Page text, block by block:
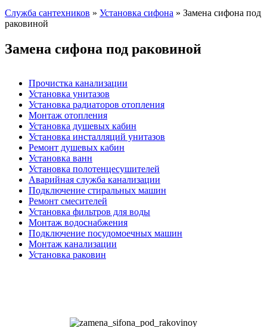
Служба сантехников » Установка сифона » Замена сифона под
раковиной
Замена сифона под раковиной
Прочистка канализации
Установка унитазов
Установка радиаторов отопления
Монтаж отопления
Установка душевых кабин
Установка инсталляций унитазов
Ремонт душевых кабин
Установка ванн
Установка полотенцесушителей
Аварийная служба канализации
Подключение стиральных машин
Ремонт смесителей
Установка фильтров для воды
Монтаж водоснабжения
Подключение посудомоечных машин
Монтаж канализации
Установка раковин